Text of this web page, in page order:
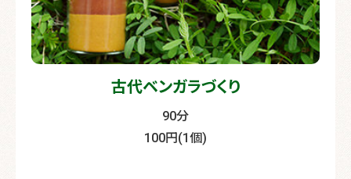
古代ベンガラづくり
90分
100円(1個)